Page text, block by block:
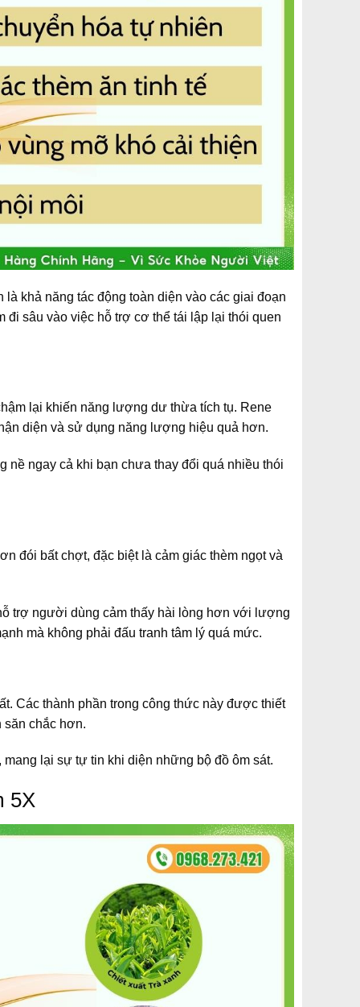
khả năng tác động toàn diện vào các giai đoạn
đi sâu vào việc hỗ trợ cơ thể tái lập lại thói quen
lại khiến năng lượng dư thừa tích tụ. Rene
diện và sử dụng năng lượng hiệu quả hơn.
nề ngay cả khi bạn chưa thay đổi quá nhiều thói
đói bất chợt, đặc biệt là cảm giác thèm ngọt và
trợ người dùng cảm thấy hài lòng hơn với lượng
mà không phải đấu tranh tâm lý quá mức.
Các thành phần trong công thức này được thiết
săn chắc hơn.
lại sự tự tin khi diện những bộ đồ ôm sát.
5X